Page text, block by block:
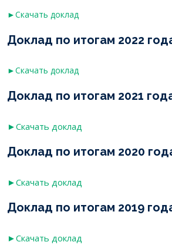
►Скачать доклад
Доклад по итогам 2022
►Скачать доклад
Доклад по итогам 2021
►Скачать доклад
Доклад по итогам 2020
►Скачать доклад
Доклад по итогам 2019
►Скачать доклад